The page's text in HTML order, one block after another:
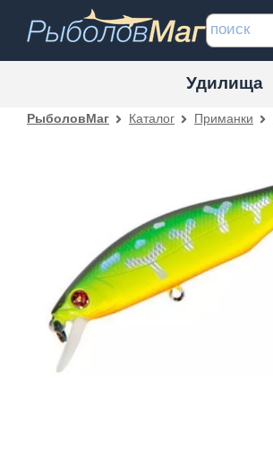
Удилища
РыболовМаг Каталог Приманки